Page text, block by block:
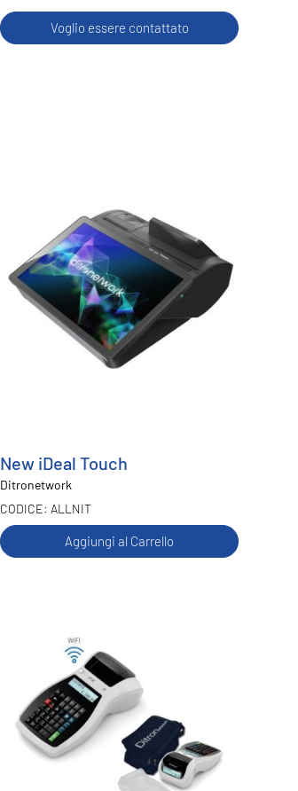
Voglio essere contattato
New iDeal Touch
Ditronetwork
ALLNIT
Aggiungi al Carrello